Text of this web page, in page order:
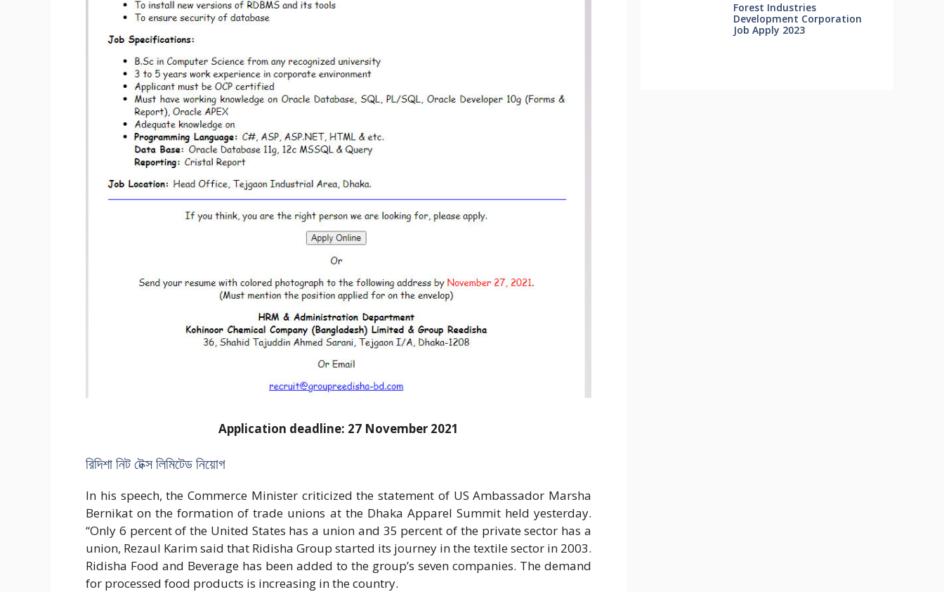
Application deadline: 27 November 2021
রিদিশা নিট টেক্স লিমিটেড নিয়োগ
In his speech, the Commerce Minister criticized the statement of US Ambassador Marsha
Bernikat on the formation of trade unions at the Dhaka Apparel Summit held yesterday.
“Only 6 percent of the United States has a union and 35 percent of the private sector has a
union, Rezaul Karim said that Ridisha Group started its journey in the textile sector in 2003.
Ridisha Food and Beverage has been added to the group’s seven companies. The demand
for processed food products is increasing in the country.
Forest Industries
Development Corporation
Job Apply 2023